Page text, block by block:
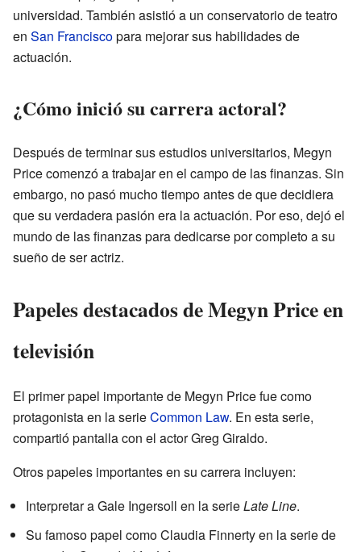
universidad. También asistió a un conservatorio de teatro
en San Franciscopara mejorar sus habilidades de
actuación.
¿Cómo inició su carrera actoral?
Después de terminar sus estudios universitarios, Megyn
Price comenzó a trabajar en el campo de las finanzas. Sin
embargo, no pasó mucho tiempo antes de que decidiera
que su verdadera pasión era la actuación. Por eso, dejó el
mundo de las finanzas para dedicarse por completo a su
sueño de ser actriz.
Papeles destacados de Megyn Price en
televisión
El primer papel importante de Megyn Price fue como
protagonista en la serieCommon Law. En esta serie,
compartió pantalla con el actor Greg Giraldo.
Otros papeles importantes en su carrera incluyen:
Interpretar a Gale Ingersoll en la serieLate Line.
Su famoso papel como Claudia Finnerty en la serie de